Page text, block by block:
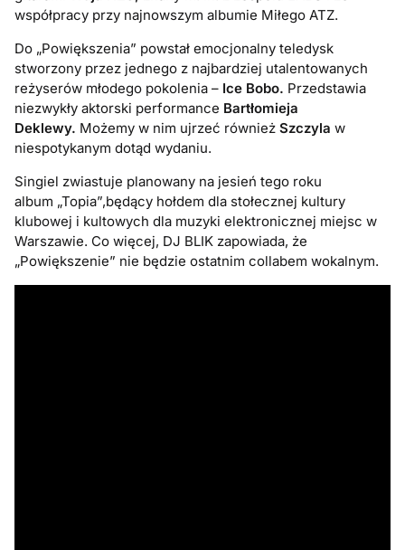
współpracy przy najnowszym albumie Miłego ATZ.
Do „Powiększenia” powstał emocjonalny teledysk
stworzony przez jednego z najbardziej utalentowanych
reżyserów młodego pokolenia – Ice Bobo. Przedstawia
niezwykły aktorski performance Bartłomieja
Deklewy. Możemy w nim ujrzeć równieżSzczylaw
niespotykanym dotąd wydaniu.
Singiel zwiastuje planowany na jesień tego roku
album „Topia”,będący hołdem dla stołecznej kultury
klubowej i kultowych dla muzyki elektronicznej miejsc w
Warszawie. Co więcej, DJ BLIK zapowiada, że
„Powiększenie” nie będzie ostatnim collabem wokalnym.